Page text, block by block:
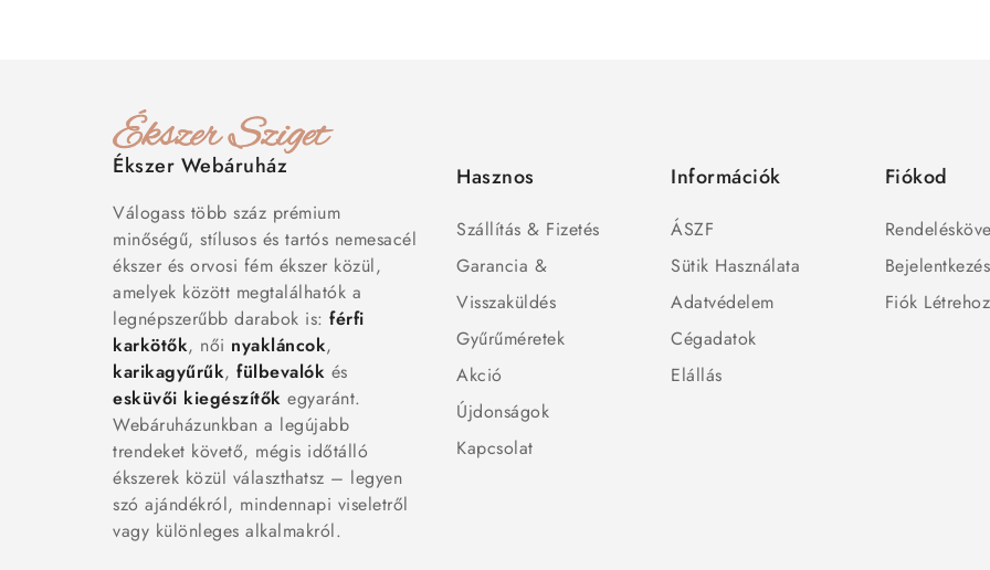
Ékszer Webáruház
Válogass több száz prémium
minőségű, stílusos és tartós nemesacél
ékszer és orvosi fém ékszer közül,
amelyek között megtalálhatók a
legnépszerűbb darabok is: férfi
karkötők, női nyakláncok,
karikagyűrűk, fülbevalók és
esküvői kiegészítők egyaránt.
Webáruházunkban a legújabb
trendeket követő, mégis időtálló
ékszerek közül választhatsz – legyen
szó ajándékról, mindennapi viseletről
vagy különleges alkalmakról.
Hasznos
Szállítás & Fizetés
Garancia &
Visszaküldés
Gyűrűméretek
Akció
Újdonságok
Kapcsolat
Információk
ÁSZF
Sütik Használata
Adatvédelem
Cégadatok
Elállás
Fiókod
Bejelentkezés
Fiók